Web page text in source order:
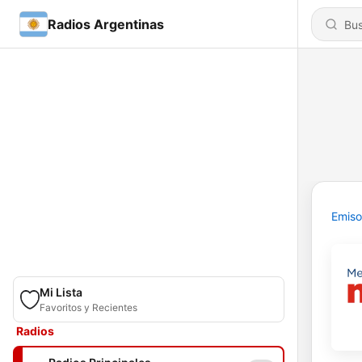
Radios Argentinas
Mi Lista
Favoritos y Recientes
Radios